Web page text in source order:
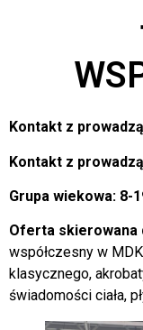
Kontakt z
Kontakt z
Grupa wiekowa: 8-
Oferta skierowana
współczesny w
klasycznego,
świadomości ciała,